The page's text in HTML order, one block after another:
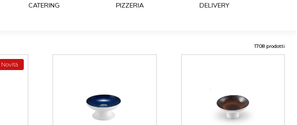
CATERING PIZZERIA DELIVERY
1708 prodotti
Novità